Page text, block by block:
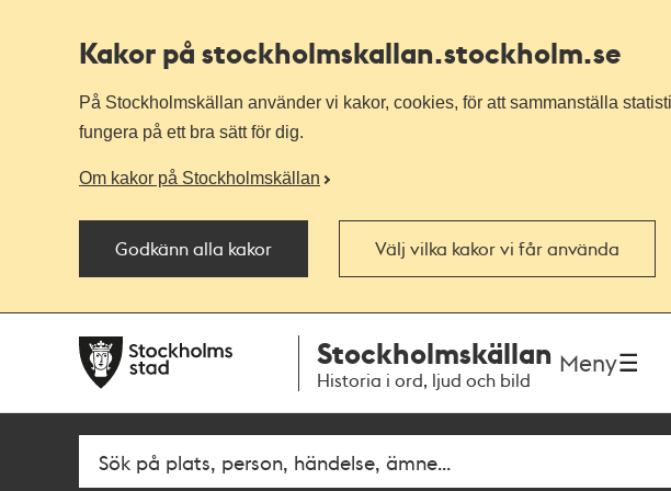
Kakor på stockholmskallan.stockholm.se
På Stockholmskällan använder vi kakor, cookies, för att sammanställa
fungera på ett bra sätt för dig.
Om kakor på Stockholmskällan
Godkänn alla kakor Välj vilka kakor vi får använda
navigationen
huvudinnehållet
Stockholmskällan
Historia i ord, ljud och bild
Meny
SökFritextsök